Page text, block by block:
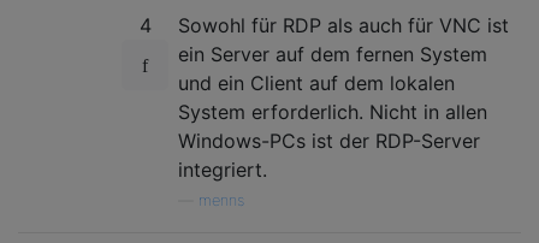
4
Sowohl für RDP als auch für VNC ist
ein Server auf dem fernen System
und ein Client auf dem lokalen
System erforderlich. Nicht in allen
Windows-PCs ist der RDP-Server
integriert.
menns